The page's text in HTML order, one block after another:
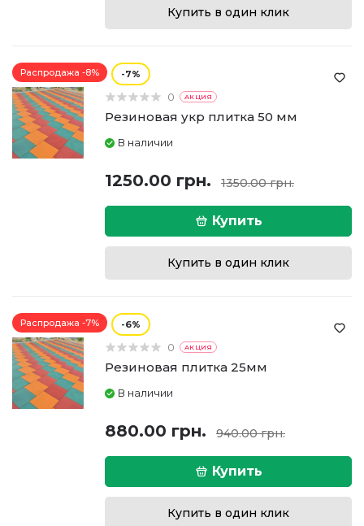
Купить в один клик
Распродажа -8% 7
0 АКЦИЯ
Резиновая укр плитка 50 мм
В наличии
1250.00 грн. 1350.00 грн.
Купить
Купить в один клик
Распродажа -7% 6
0 АКЦИЯ
Резиновая плитка 25мм
В наличии
880.00 грн. 940.00 грн.
Купить
Купить в один клик